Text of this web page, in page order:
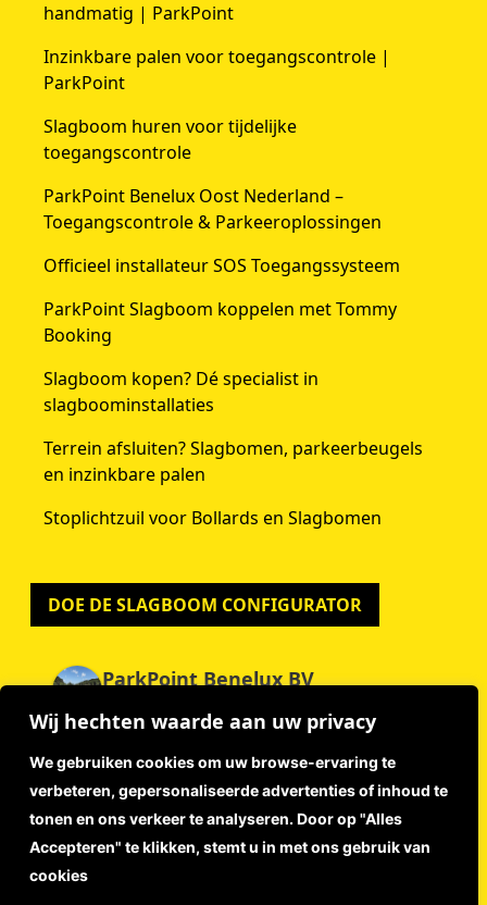
Wij hechten waarde aan uw privacy
We gebruiken cookies om uw browse-ervaring te
verbeteren, gepersonaliseerde advertenties of inhoud te
tonen en ons verkeer te analyseren. Door op "Alles
Accepteren" te klikken, stemt u in met ons gebruik van
cookies
handmatig | ParkPoint
Inzinkbare palen voor toegangscontrole |
ParkPoint
Slagboom huren voor tijdelijke
toegangscontrole
ParkPoint Benelux Oost Nederland –
Toegangscontrole & Parkeeroplossingen
Officieel installateur SOS Toegangssysteem
ParkPoint Slagboom koppelen met Tommy
Booking
Slagboom kopen? Dé specialist in
slagboominstallaties
Terrein afsluiten? Slagbomen, parkeerbeugels
en inzinkbare palen
Stoplichtzuil voor Bollards en Slagbomen
DOE DE SLAGBOOM CONFIGURATOR
ParkPoint Benelux BV
Gebaseerd op 59 beoordelingen
Disclaimer